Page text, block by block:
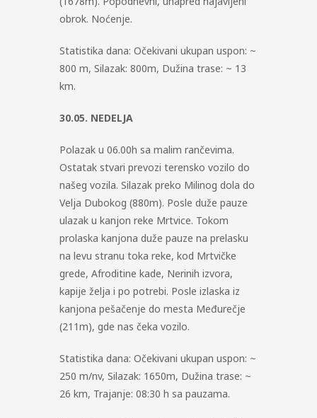
obrok. Noćenje.
Statistika dana: Očekivani ukupan uspon: ~
800 m, Silazak: 800m, Dužina trase: ~ 13
km.
30.05. NEDELJA
Polazak u 06.00h sa malim rančevima.
Ostatak stvari prevozi terensko vozilo do
našeg vozila. Silazak preko Milinog dola do
Velja Dubokog (880m). Posle duže pauze
ulazak u kanjon reke Mrtvice. Tokom
prolaska kanjona duže pauze na prelasku
na levu stranu toka reke, kod Mrtvičke
grede, Afroditine kade, Nerinih izvora,
kapije želja i po potrebi. Posle izlaska iz
kanjona pešačenje do mesta Međurečje
(211m), gde nas čeka vozilo.
Statistika dana: Očekivani ukupan uspon: ~
250 m/nv, Silazak: 1650m, Dužina trase: ~
26 km, Trajanje: 08:30 h sa pauzama.